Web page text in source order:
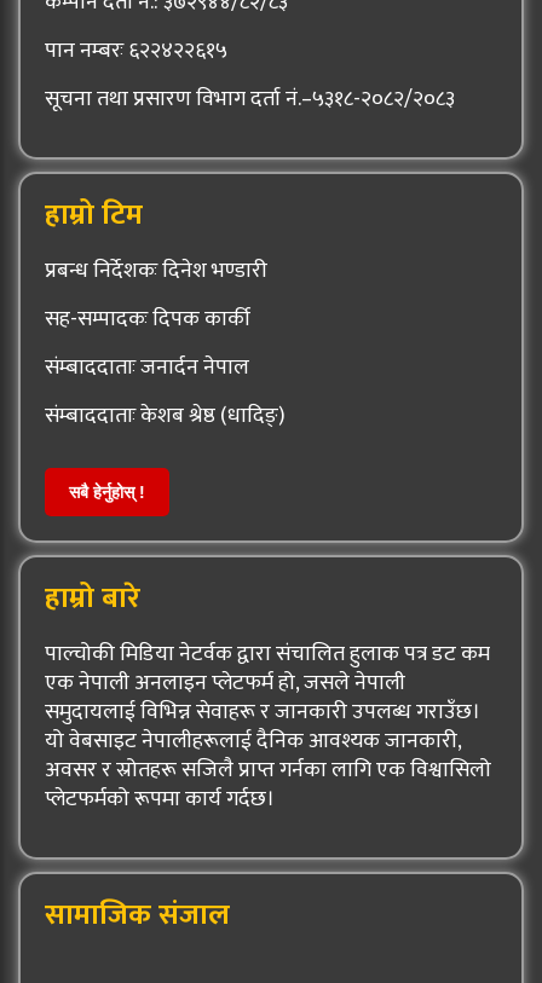
पान नम्बरः ६२२४२२६१५
सूचना तथा प्रसारण विभाग दर्ता नं.–५३१८-२०८२/२०८३
हाम्रो टिम
प्रबन्ध निर्देशकः दिनेश भण्डारी
सह-सम्पादकः दिपक कार्की
संम्बाददाताः जनार्दन नेपाल
संम्बाददाताः केशब श्रेष्ठ (धादिङ्)
सबै हेर्नुहोस् !
हाम्रो बारे
पाल्चोकी मिडिया नेटर्वक द्वारा संचालित हुलाक पत्र डट कम
एक नेपाली अनलाइन प्लेटफर्म हो, जसले नेपाली
समुदायलाई विभिन्न सेवाहरू र जानकारी उपलब्ध गराउँछ।
यो वेबसाइट नेपालीहरूलाई दैनिक आवश्यक जानकारी,
अवसर र स्रोतहरू सजिलै प्राप्त गर्नका लागि एक विश्वासिलो
प्लेटफर्मको रूपमा कार्य गर्दछ।
सामाजिक संजाल